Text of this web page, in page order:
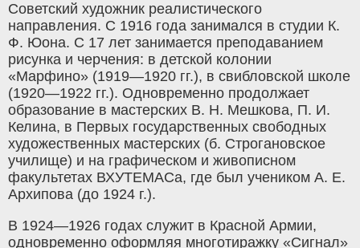
Советский художник реалистического
направления. С 1916 года занимался в студии К.
Ф. Юона. С 17 лет занимается преподаванием
рисунка и черчения: в детской колонии
«Марфино» (1919—1920 гг.), в свибловской школе
(1920—1922 гг.). Одновременно продолжает
образование в мастерских В. Н. Мешкова, П. И.
Келина, в Первых государственных свободных
художественных мастерских (б. Строгановское
училище) и на графическом и живописном
факультетах ВХУТЕМАСа, где был учеником А. Е.
Архипова (до 1924 г.).
В 1924—1926 годах служит в Красной Армии,
одновременно оформляя многотиражку «Сигнал»